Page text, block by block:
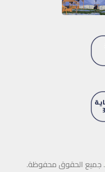
. جميع الحقوق محفوظة.